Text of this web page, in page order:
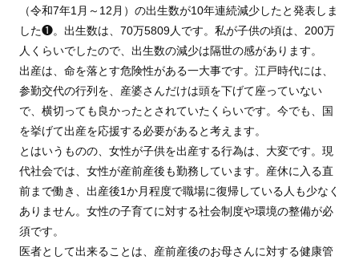
（令和7年1月～12月）の出生数が10年連続減少したと発表しま
した❶。出生数は、70万5809人です。私が子供の頃は、200万
人くらいでしたので、出生数の減少は隔世の感があります。
出産は、命を落とす危険性がある一大事です。江戸時代には、
参勤交代の行列を、産婆さんだけは頭を下げて座っていない
で、横切っても良かったとされていたくらいです。今でも、国
を挙げて出産を応援する必要があると考えます。
とはいうものの、女性が子供を出産する行為は、大変です。現
代社会では、女性が産前産後も勤務しています。産休に入る直
前まで働き、出産後1か月程度で職場に復帰している人も少なく
ありません。女性の子育てに対する社会制度や環境の整備が必
須です。
医者として出来ることは、産前産後のお母さんに対する健康管